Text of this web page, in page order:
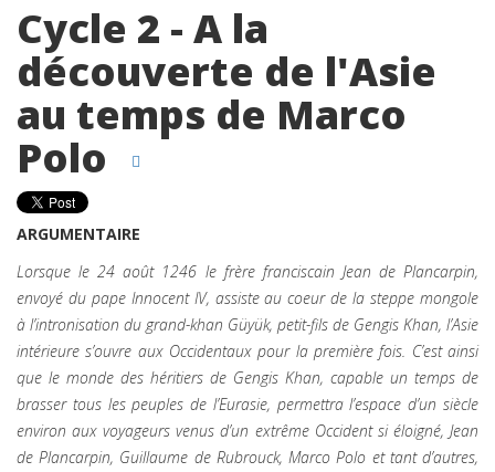
Cycle 2 - A la
découverte de l'Asie
au temps de Marco
Polo
ARGUMENTAIRE
Lorsque le 24 août 1246 le frère franciscain Jean de Plancarpin,
envoyé du pape Innocent IV, assiste au coeur de la steppe mongole
à l’intronisation du grand-khan Güyük, petit-fils de Gengis Khan, l’Asie
intérieure s’ouvre aux Occidentaux pour la première fois. C’est ainsi
que le monde des héritiers de Gengis Khan, capable un temps de
brasser tous les peuples de l’Eurasie, permettra l’espace d’un siècle
environ aux voyageurs venus d’un extrême Occident si éloigné, Jean
de Plancarpin, Guillaume de Rubrouck, Marco Polo et tant d’autres,